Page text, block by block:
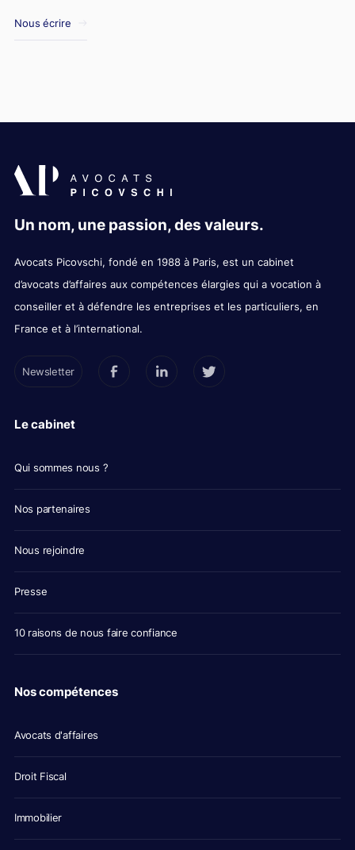
Nous écrire
Un nom, une passion, des valeurs.
Avocats Picovschi, fondé en 1988 à Paris, est un cabinet
d’avocats d’affaires aux compétences élargies qui a vocation à
conseiller et à défendre les entreprises et les particuliers, en
France et à l’international.
Newsletter
Le cabinet
Qui sommes nous ?
Nos partenaires
Nous rejoindre
Presse
10 raisons de nous faire confiance
Nos compétences
Avocats d'affaires
Droit Fiscal
Immobilier